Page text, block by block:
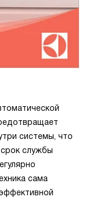
системы, что
службы
сама